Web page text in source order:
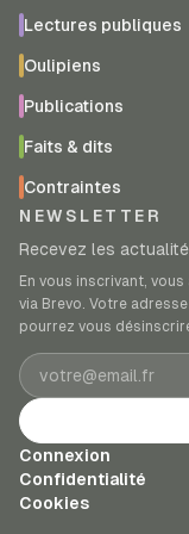
Lectures publiques
Oulipiens
Publications
Faits & dits
Contraintes
NEWSLETTER
Recevez les
En vous inscrivant,
via Brevo. Votre
pourrez vous
Adresse e-mail
Connexion
Confidentialité
Cookies